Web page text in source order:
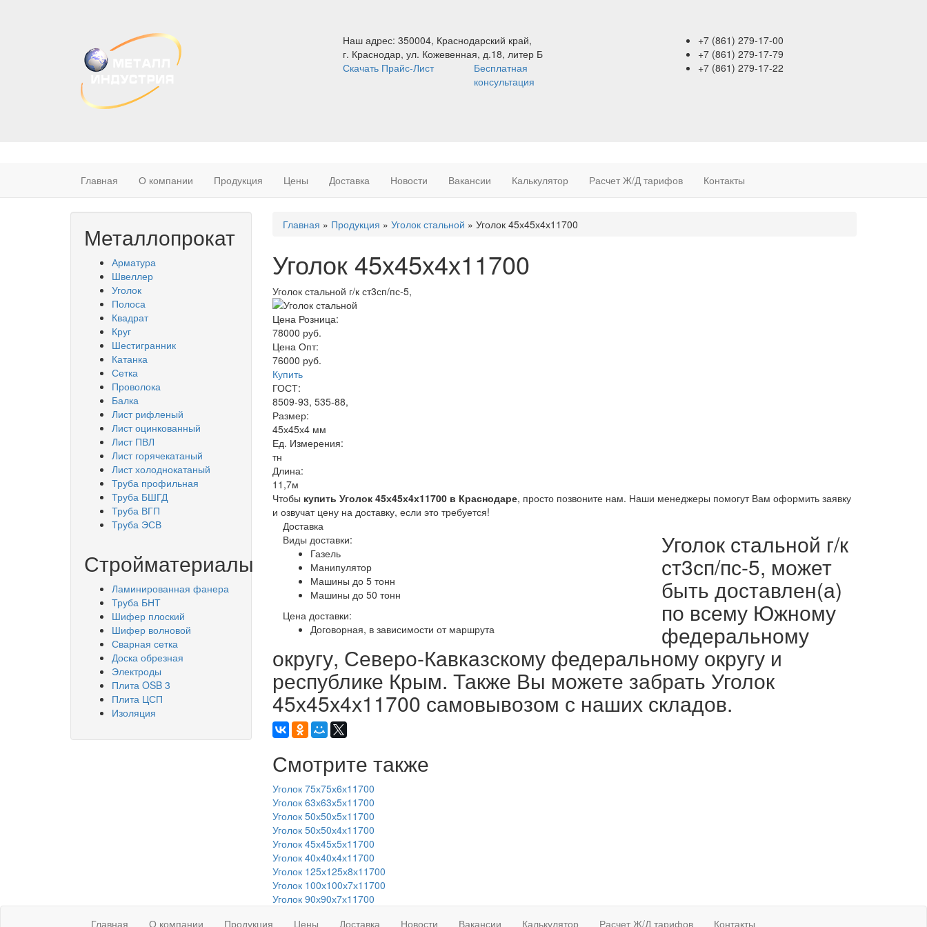
+7 (861) 279-17-00
+7 (861) 279-17-79
+7 (861) 279-17-22
Наш адрес: 350004, Краснодарский край,
г. Краснодар, ул. Кожевенная, д.18, литер Б
Скачать Прайс-Лист
Бесплатная
консультация
Главная О компании Продукция Цены Доставка Новости Вакансии Калькулятор Расчет Ж/Д тарифов Контакты
Металлопрокат
Арматура
Швеллер
Уголок
Полоса
Квадрат
Круг
Шестигранник
Катанка
Сетка
Проволока
Балка
Лист рифленый
Лист оцинкованный
Лист ПВЛ
Лист горячекатаный
Лист холоднокатаный
Труба профильная
Труба БШГД
Труба ВГП
Труба ЭСВ
Стройматериалы
Ламинированная фанера
Труба БНТ
Шифер плоский
Шифер волновой
Сварная сетка
Доска обрезная
Электроды
Плита OSB 3
Плита ЦСП
Изоляция
Вы
Главная » Продукция » Уголок стальной » Уголок 45х45х4х11700
Уголок 45х45х4х11700
Уголок стальной г/к ст3сп/пс-5,
Цена Розница:
78000 руб.
Цена Опт:
76000 руб.
Купить
ГОСТ:
8509-93, 535-88,
Размер:
45х45х4 мм
Ед. Измерения:
тн
Длина:
11,7м
Чтобы купить Уголок 45х45х4х11700 в Краснодаре, просто позвоните нам. Наши менеджеры помогут Вам оформить заявку
и озвучат цену на доставку, если это требуется!
Доставка
Виды доставки:
Газель
Манипулятор
Машины до 5 тонн
Машины до 50 тонн
Цена доставки:
Договорная, в зависимости от маршрута
Уголок стальной г/к
ст3сп/пс-5, может
быть доставлен(а)
по всему Южному
федеральному
округу, Северо-Кавказскому федеральному округу и
республике Крым. Также Вы можете забрать Уголок
45х45х4х11700 самовывозом с наших складов.
Смотрите также
Уголок 75х75х6х11700
Уголок 63х63х5х11700
Уголок 50х50х5х11700
Уголок 50х50х4х11700
Уголок 45х45х5х11700
Уголок 40х40х4х11700
Уголок 125х125х8х11700
Уголок 100х100х7х11700
Уголок 90х90х7х11700
Главная
О компании Продукция Цены Доставка Новости Вакансии Калькулятор Расчет Ж/Д тарифов Контакты